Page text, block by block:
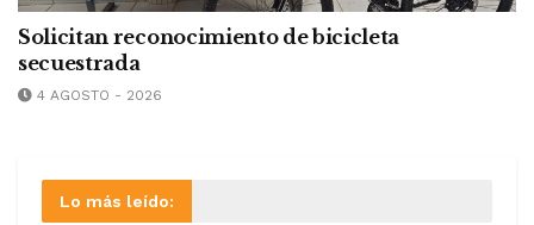
Solicitan reconocimiento de bicicleta
secuestrada
4 AGOSTO - 2026
Lo más leído: